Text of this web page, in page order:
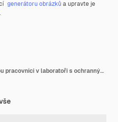
generátoru obrázků a upravte je
.
Čelní pohled na vědeckou pracovnici v laboratoři s ochrannými brýlemi a mikroskopem